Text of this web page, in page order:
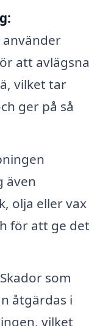
använder
att avlägsna
vilket tar
ger på så
även
olja eller vax
för att ge det
Skador som
åtgärdas i
vilket